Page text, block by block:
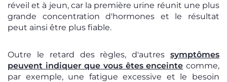
réveil et à jeun, car la première urine réunit une plus
grande concentration d'hormones et le résultat
peut ainsi être plus fiable.
Outre le retard des règles, d'autres symptômes
peuvent indiquer que vous êtes enceinte comme,
par exemple, une fatigue excessive et le besoin